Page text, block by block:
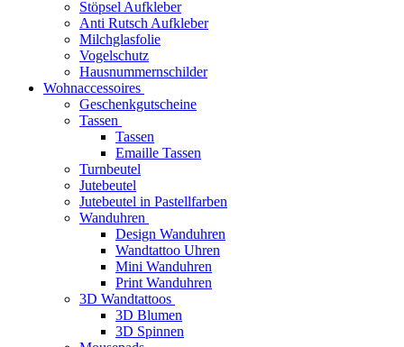
Stöpsel Aufkleber
Anti Rutsch Aufkleber
Milchglasfolie
Vogelschutz
Hausnummernschilder
Wohnaccessoires
Geschenkgutscheine
Tassen
Tassen
Emaille Tassen
Turnbeutel
Jutebeutel
Jutebeutel in Pastellfarben
Wanduhren
Design Wanduhren
Wandtattoo Uhren
Mini Wanduhren
Print Wanduhren
3D Wandtattoos
3D Blumen
3D Spinnen